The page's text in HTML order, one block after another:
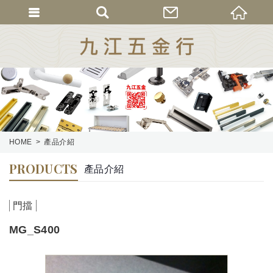
HOME 產品介紹
PRODUCTS 產品介紹
門擋
MG_S400